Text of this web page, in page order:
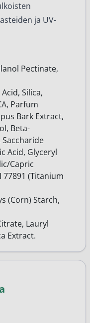
ja UV-
Pectinate,
Silica,
Parfum
Bark Extract,
Beta-
Acid, Glyceryl
Capric
77891 (Titanium
(Corn) Starch,
Lauryl
Extract.